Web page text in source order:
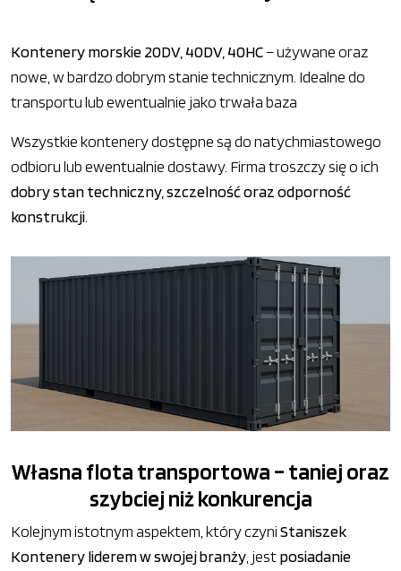
Kontenery morskie 20DV, 40DV, 40HC– używane oraz
nowe, w bardzo dobrym stanie technicznym. Idealne do
transportu lub ewentualnie jako trwała baza
Wszystkie kontenery dostępne są do natychmiastowego
odbioru lub ewentualnie dostawy. Firma troszczy się o ich
dobry stan techniczny, szczelność oraz odporność
konstrukcji
Własna flota transportowa – taniej oraz
szybciej niż konkurencja
Kolejnym istotnym aspektem, który czyniStaniszek
Kontenery liderem w swojej branży, jestposiadanie